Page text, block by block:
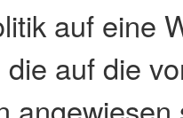
auf eine
auf die